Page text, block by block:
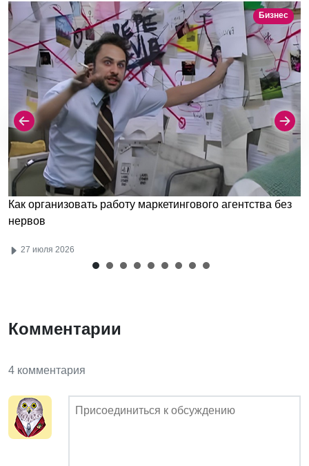
Бизнес
Как организовать работу маркетингового агентства без
нервов
27 июля 2026
Комментарии
4 комментария